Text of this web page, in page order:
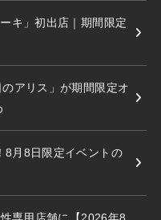
キ」初出店｜期間限定
アリス」が期間限定オ
8月8日限定イベントの